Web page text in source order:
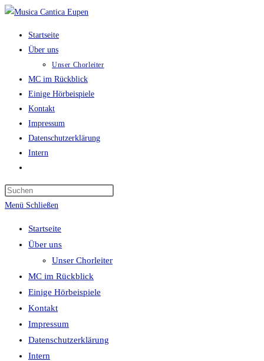
Zum
springen
Startseite
Über uns
Unser Chorleiter
MC im Rückblick
Einige Hörbeispiele
Kontakt
Impressum
Datenschutzerklärung
Intern
umschalten
Menü Schließen
Startseite
Über uns
Unser Chorleiter
MC im Rückblick
Einige Hörbeispiele
Kontakt
Impressum
Datenschutzerklärung
Intern